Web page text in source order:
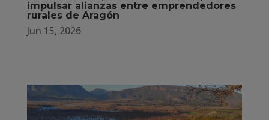
impulsar alianzas entre emprendedores
rurales de Aragón
Jun 15, 2026